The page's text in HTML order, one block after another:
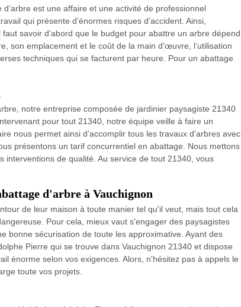
est une affaire et une activité de professionnel
qui présente d’énormes risques d’accident. Ainsi,
savoir d’abord que le budget pour abattre un arbre dépend
son emplacement et le coût de la main d’œuvre, l’utilisation
techniques qui se facturent par heure. Pour un abattage
notre entreprise composée de jardinier paysagiste 21340
pour tout 21340, notre équipe veille à faire un
nous permet ainsi d’accomplir tous les travaux d'arbres avec
présentons un tarif concurrentiel en abattage. Nous mettons
de qualité. Au service de tout 21340, vous
d'arbre à Vauchignon
de leur maison à toute manier tel qu'il veut, mais tout cela
Pour cela, mieux vaut s'engager des paysagistes
bonne sécurisation de toute les approximative. Ayant des
Pierre qui se trouve dans Vauchignon 21340 et dispose
énorme selon vos exigences. Alors, n'hésitez pas à appels le
toute vos projets.